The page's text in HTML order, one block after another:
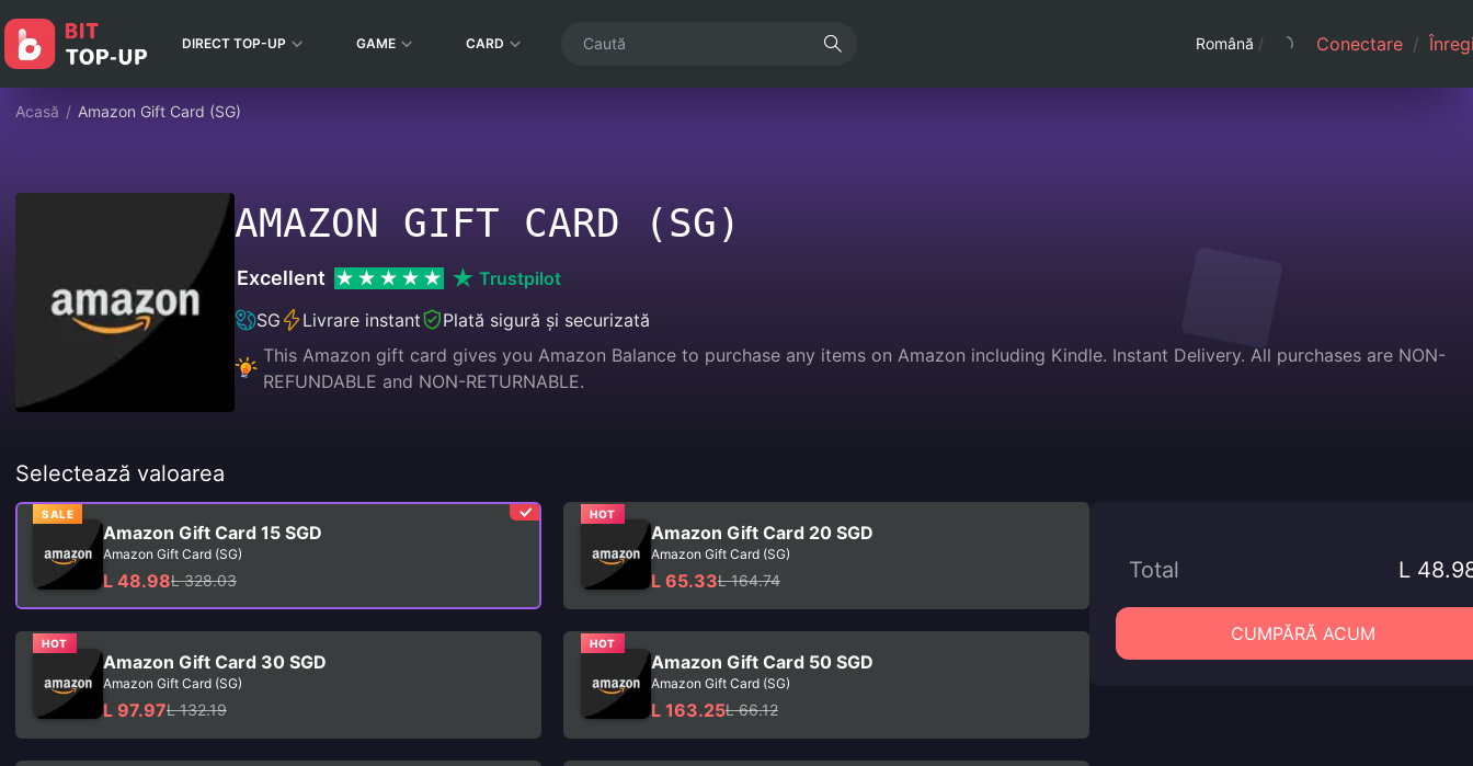
DIRECT TOP-UP GAME CARD Română / Conectare /
Acasă / Amazon Gift Card (SG)
AMAZON GIFT CARD (SG)
Excellent
Trustpilot
SG
Livrare instant
Plată sigură și securizată
This Amazon gift card gives you Amazon Balance to purchase any items on Amazon including Kindle. Instant Delivery. All purchases are NON-
REFUNDABLE and NON-RETURNABLE.
Selectează valoarea
SALE
Amazon Gift Card 15 SGD
Amazon Gift Card (SG)
L 48.98L 328.03
HOT
Amazon Gift Card 20 SGD
Amazon Gift Card (SG)
L 65.33L 164.74
HOT
Amazon Gift Card 30 SGD
Amazon Gift Card (SG)
L 97.97L 132.19
HOT
Amazon Gift Card 50 SGD
Amazon Gift Card (SG)
L 163.25L 66.12
Total L
CUMPĂRĂ ACUM